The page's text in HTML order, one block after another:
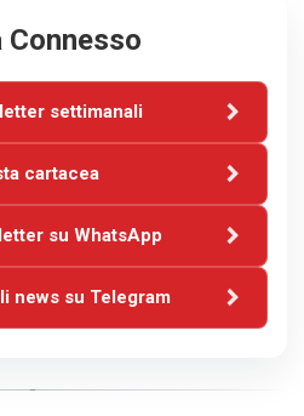
Connesso
settimanali
cartacea
su WhatsApp
news su Telegram